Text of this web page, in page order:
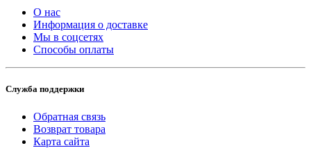
О нас
Информация о доставке
Мы в соцсетях
Способы оплаты
Служба поддержки
Обратная связь
Возврат товара
Карта сайта